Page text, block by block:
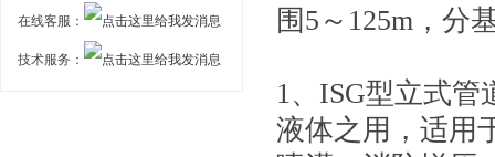
在线客服：
技术服务：
围5～125m，分
1、ISG型立式
液体之用，适用